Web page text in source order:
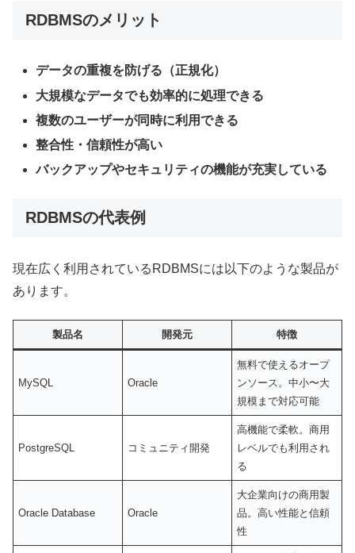
RDBMSのメリット
データの重複を防げる（正規化）
大規模なデータでも効率的に処理できる
複数のユーザーが同時に利用できる
整合性・信頼性が高い
バックアップやセキュリティの機能が充実している
RDBMSの代表例
現在広く利用されているRDBMSには以下のような製品が
あります。
製品名 開発元 特徴
MySQL Oracle
無料で使えるオープ
ンソース。中小〜大
規模まで対応可能
PostgreSQL コミュニティ開発
高機能で柔軟。商用
レベルでも利用され
る
Oracle Database Oracle
大企業向けの商用製
品。高い性能と信頼
性